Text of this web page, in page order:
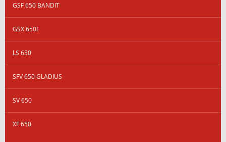
GSF 650 BANDIT
GSX 650F
LS 650
SFV 650 GLADIUS
SV 650
XF 650